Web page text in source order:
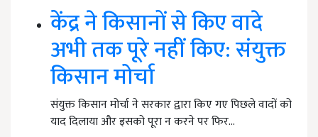
केंद्र ने किसानों से किए वादे
अभी तक पूरे नहीं किए: संयुक्त
किसान मोर्चा
संयुक्त किसान मोर्चा ने सरकार द्वारा किए गए पिछले वादों को
याद दिलाया और इसको पूरा न करने पर फिर…